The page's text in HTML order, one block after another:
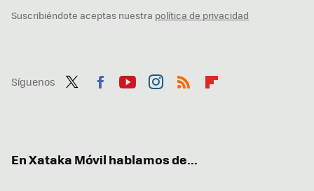
Suscribiéndote aceptas nuestra política de privacidad
Síguenos
En Xataka Móvil hablamos de...